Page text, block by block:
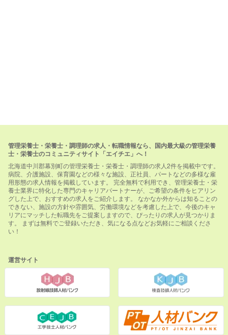
管理栄養士・栄養士・調理師の求人・転職情報なら、国内最大級の管理栄養
士・栄養士のコミュニティサイト「エイチエ」へ！
北海道中川郡幕別町の管理栄養士・栄養士・調理師の求人2件を掲載中です。
病院、介護施設、保育園などの様々な施設、正社員、パートなどの多様な雇
用形態の求人情報を掲載しています。 完全無料で利用でき、管理栄養士・栄
養士業界に特化した専門のキャリアパートナーが、ご希望の条件をヒアリン
グした上で、おすすめの求人をご紹介します。 なかなか外からは知ることの
できない、施設の方針や雰囲気、労働環境などを考慮した上で、今後のキャ
リアにマッチした転職先をご提案しますので、ぴったりの求人が見つかりま
す。 まずは無料でご登録いただき、気になる点などお気軽にご相談くださ
い！
運営サイト